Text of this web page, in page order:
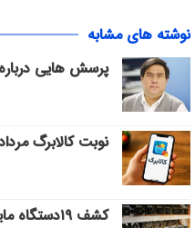
نوشته های مشابه
پرسش هایی
نوبت کالابرگ
کشف ۱۹دستگاه ماینر غیرمجاز در نیمه نخست مرداد